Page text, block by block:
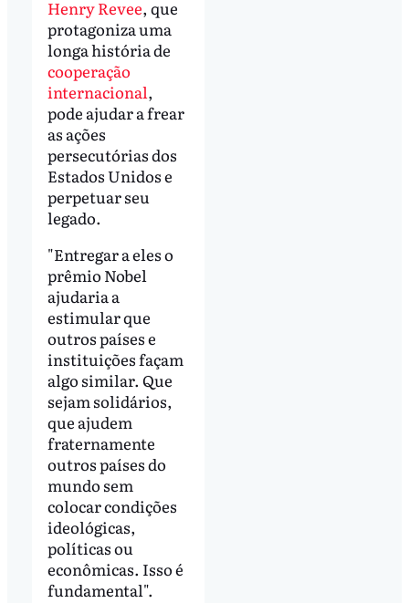
Henry Revee, que
protagoniza uma
longa história de
cooperação
internacional,
pode ajudar a frear
as ações
persecutórias dos
Estados Unidos e
perpetuar seu
legado.
"Entregar a eles o
prêmio Nobel
ajudaria a
estimular que
outros países e
instituições façam
algo similar. Que
sejam solidários,
que ajudem
fraternamente
outros países do
mundo sem
colocar condições
ideológicas,
políticas ou
econômicas. Isso é
fundamental".